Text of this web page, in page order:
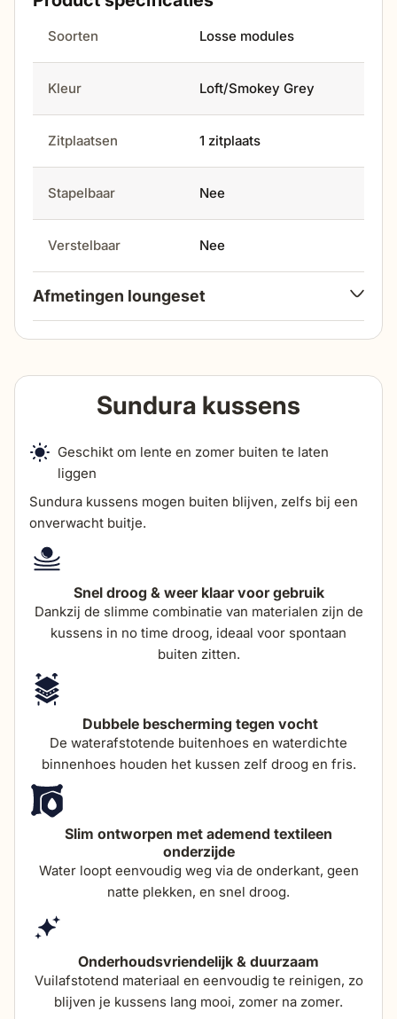
Soorten Losse modules
Kleur Loft/Smokey Grey
Zitplaatsen 1 zitplaats
Stapelbaar Nee
Verstelbaar Nee
Afmetingen loungeset
95 cm
zithoogte 42 cm
zitdiepte 60 cm
totale hoogte (incl
dikte zitkussens 20 cm
Sundura kussens
Geschikt om lente en zomer buiten te laten
liggen
Sundura kussens mogen buiten blijven, zelfs bij een
onverwacht buitje.
Snel droog & weer klaar voor gebruik
Dankzij de slimme combinatie van materialen zijn de
kussens in no time droog, ideaal voor spontaan
buiten zitten.
Dubbele bescherming tegen vocht
De waterafstotende buitenhoes en waterdichte
binnenhoes houden het kussen zelf droog en fris.
Slim ontworpen met ademend textileen
onderzijde
Water loopt eenvoudig weg via de onderkant, geen
natte plekken, en snel droog.
Onderhoudsvriendelijk & duurzaam
Vuilafstotend materiaal en eenvoudig te reinigen, zo
blijven je kussens lang mooi, zomer na zomer.